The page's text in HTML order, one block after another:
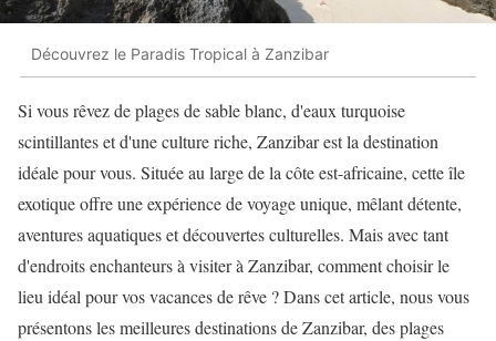
Découvrez le Paradis Tropical à Zanzibar
Si vous rêvez de plages de sable blanc, d'eaux turquoise
scintillantes et d'une culture riche, Zanzibar est la destination
idéale pour vous. Située au large de la côte est-africaine, cette île
exotique offre une expérience de voyage unique, mêlant détente,
aventures aquatiques et découvertes culturelles. Mais avec tant
d'endroits enchanteurs à visiter à Zanzibar, comment choisir le
lieu idéal pour vos vacances de rêve ? Dans cet article, nous vous
présentons les meilleures destinations de Zanzibar, des plages